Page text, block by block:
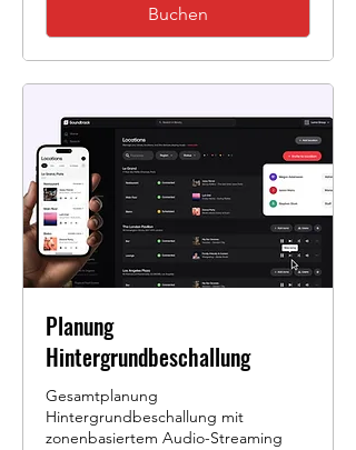
Buchen
Planung
Hintergrundbeschallung
Gesamtplanung
Hintergrundbeschallung mit
zonenbasiertem Audio-Streaming